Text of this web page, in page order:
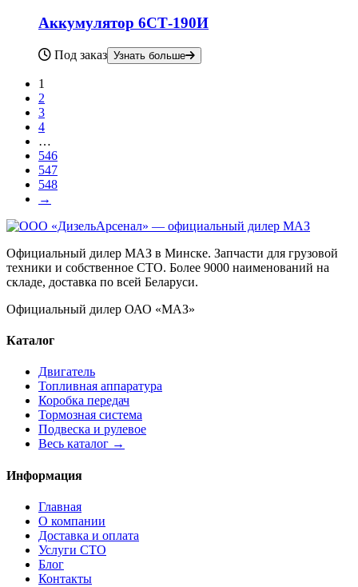
Аккумулятор 6СТ-190И
Под заказ Узнать больше
1
2
3
4
…
546
547
548
→
Официальный дилер МАЗ в Минске. Запчасти для грузовой
техники и собственное СТО. Более 9000 наименований на
складе, доставка по всей Беларуси.
Официальный дилер ОАО «МАЗ»
Каталог
Двигатель
Топливная аппаратура
Коробка передач
Тормозная система
Подвеска и рулевое
Весь каталог →
Информация
Главная
О компании
Доставка и оплата
Услуги СТО
Блог
Контакты